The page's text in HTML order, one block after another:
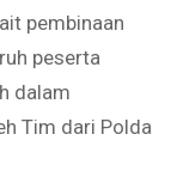
pembinaan
peserta
dalam
Tim dari Polda